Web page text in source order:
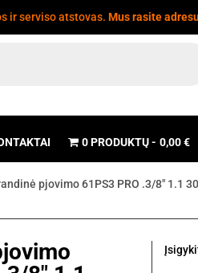
ir serviso atstovas. Mus rasite
0 PRODUKTŲ 0,00 €
pjovimo 61PS3 PRO .3/8" 1.1